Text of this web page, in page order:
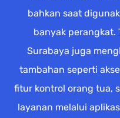
bahkan saat
banyak perangkat.
Surabaya juga
tambahan seperti
fitur kontrol orang tua,
layanan melalui